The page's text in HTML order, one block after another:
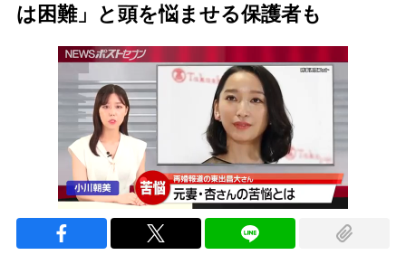
は困難」と頭を悩ませる保護者も